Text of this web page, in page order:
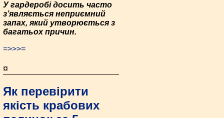
У гардеробі досить часто
з’являється неприємний
запах, який утворюється з
багатьох причин.
=>>>=
¤
Як перевірити
якість крабових